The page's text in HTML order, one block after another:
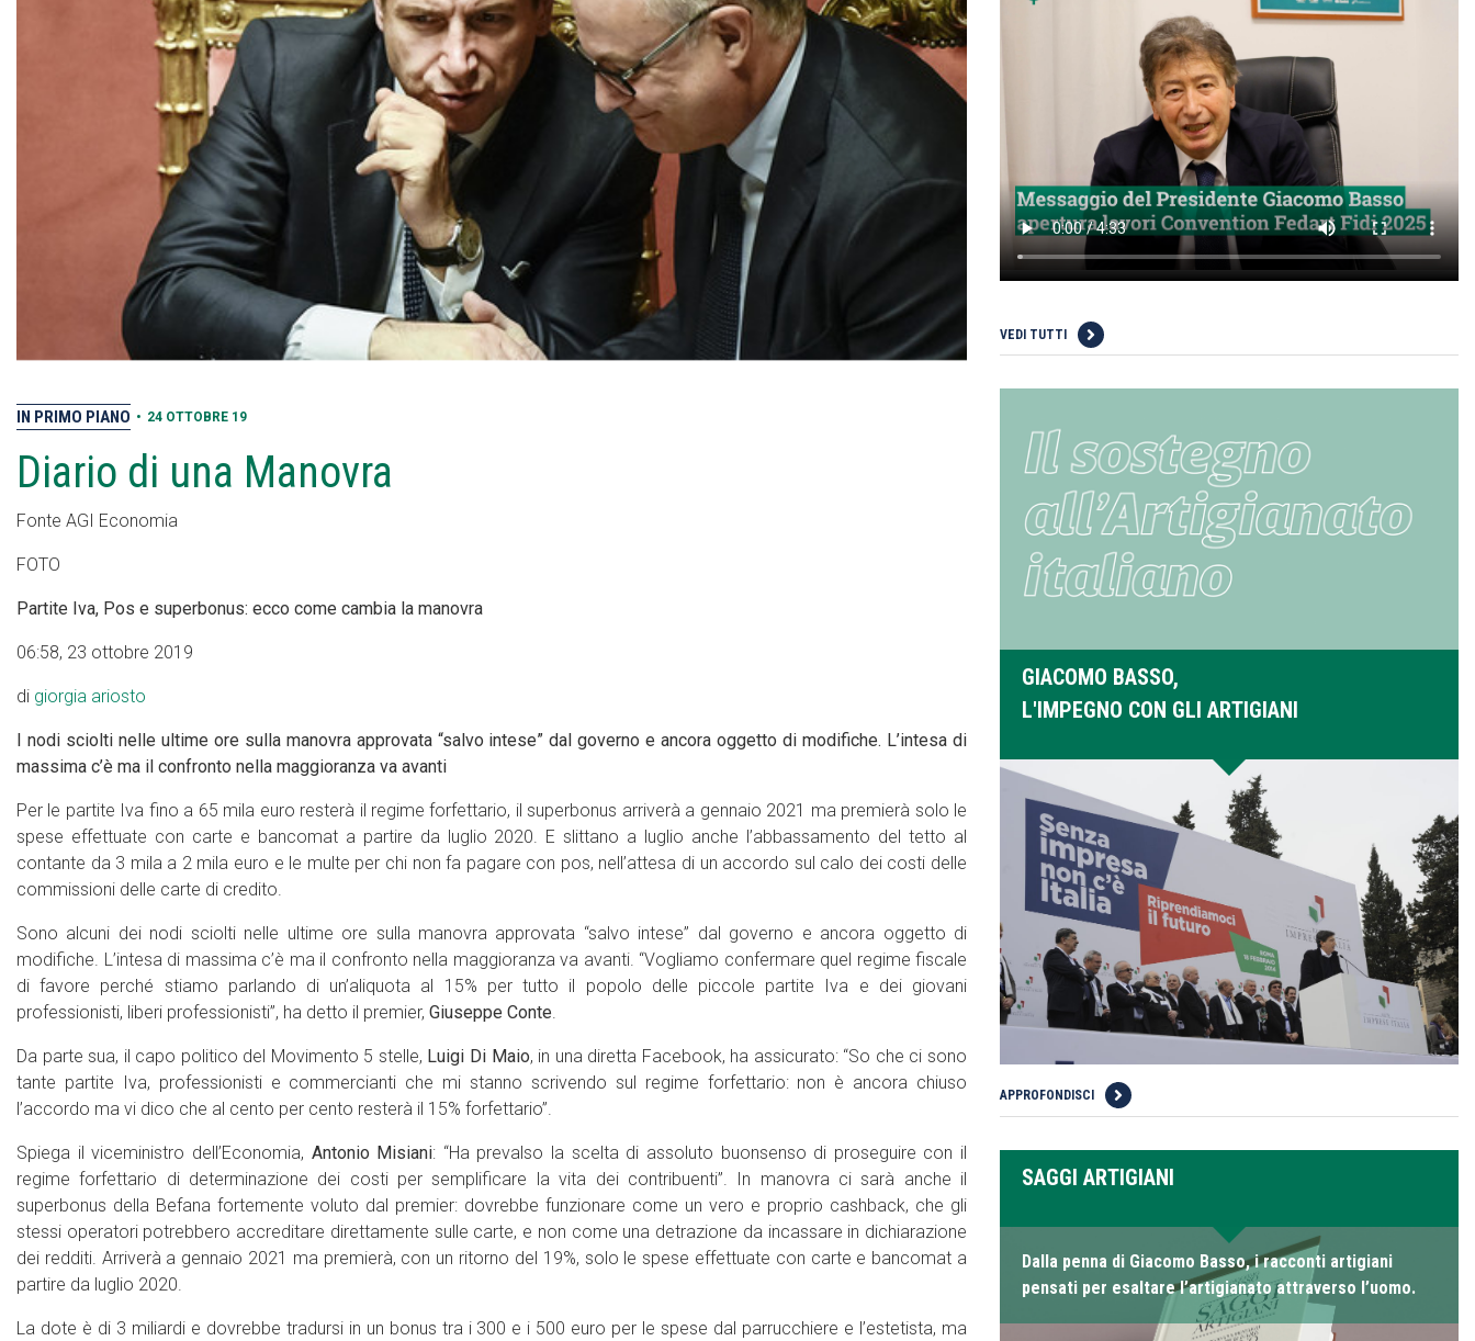
IN PRIMO PIANO • 24 OTTOBRE 19
Diario di una Manovra
Fonte AGI Economia
FOTO
Partite Iva, Pos e superbonus: ecco come cambia la manovra
06:58, 23 ottobre 2019
di giorgia ariosto
I nodi sciolti nelle ultime ore sulla manovra approvata “salvo intese” dal governo e ancora oggetto di modifiche. L’intesa di
massima c’è ma il confronto nella maggioranza va avanti
Per le partite Iva fino a 65 mila euro resterà il regime forfettario, il superbonus arriverà a gennaio 2021 ma premierà solo le
spese effettuate con carte e bancomat a partire da luglio 2020. E slittano a luglio anche l’abbassamento del tetto al
contante da 3 mila a 2 mila euro e le multe per chi non fa pagare con pos, nell’attesa di un accordo sul calo dei costi delle
commissioni delle carte di credito.
Sono alcuni dei nodi sciolti nelle ultime ore sulla manovra approvata “salvo intese” dal governo e ancora oggetto di
modifiche. L’intesa di massima c’è ma il confronto nella maggioranza va avanti. “Vogliamo confermare quel regime fiscale
di favore perché stiamo parlando di un’aliquota al 15% per tutto il popolo delle piccole partite Iva e dei giovani
professionisti, liberi professionisti”, ha detto il premier, Giuseppe Conte.
Da parte sua, il capo politico del Movimento 5 stelle, Luigi Di Maio, in una diretta Facebook, ha assicurato: “So che ci sono
tante partite Iva, professionisti e commercianti che mi stanno scrivendo sul regime forfettario: non è ancora chiuso
l’accordo ma vi dico che al cento per cento resterà il 15% forfettario”.
Spiega il viceministro dell’Economia, Antonio Misiani: “Ha prevalso la scelta di assoluto buonsenso di proseguire con il
regime forfettario di determinazione dei costi per semplificare la vita dei contribuenti”. In manovra ci sarà anche il
superbonus della Befana fortemente voluto dal premier: dovrebbe funzionare come un vero e proprio cashback, che gli
stessi operatori potrebbero accreditare direttamente sulle carte, e non come una detrazione da incassare in dichiarazione
dei redditi. Arriverà a gennaio 2021 ma premierà, con un ritorno del 19%, solo le spese effettuate con carte e bancomat a
partire da luglio 2020.
La dote è di 3 miliardi e dovrebbe tradursi in un bonus tra i 300 e i 500 euro per le spese dal parrucchiere e l’estetista, ma
VEDI TUTTI
GIACOMO BASSO,
L'IMPEGNO CON GLI ARTIGIANI
APPROFONDISCI
SAGGI ARTIGIANI
Dalla penna di Giacomo Basso, i racconti artigiani
pensati per esaltare l’artigianato attraverso l’uomo.